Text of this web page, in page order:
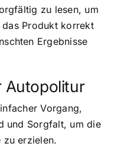
zu lesen, um
das Produkt korrekt
Ergebnisse
Autopolitur
Vorgang,
und Sorgfalt, um die
zu erzielen.